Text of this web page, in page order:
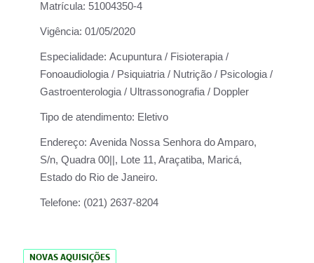
Matrícula: 51004350-4
Vigência: 01/05/2020
Especialidade: Acupuntura / Fisioterapia /
Fonoaudiologia / Psiquiatria / Nutrição / Psicologia /
Gastroenterologia / Ultrassonografia / Doppler
Tipo de atendimento: Eletivo
Endereço: Avenida Nossa Senhora do Amparo,
S/n, Quadra 00||, Lote 11, Araçatiba, Maricá,
Estado do Rio de Janeiro.
Telefone: (021) 2637-8204
NOVAS AQUISIÇÕES